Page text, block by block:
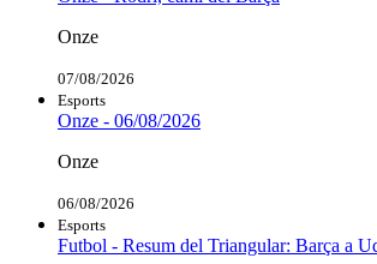
Onze
07/08/2026
Esports
Onze - 06/08/2026
Onze
06/08/2026
Esports
Futbol - Resum del Triangular: Barça a